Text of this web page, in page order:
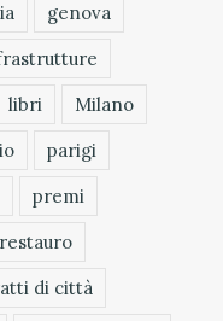
genova
libri
Milano
parigi
premi
restauro
di città